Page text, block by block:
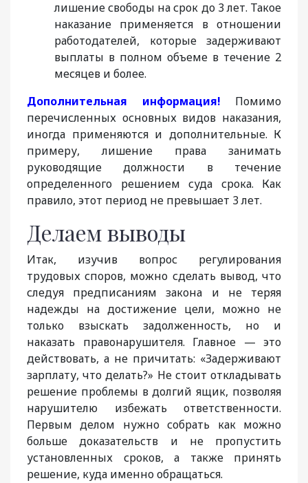
лишение свободы на срок до 3 лет. Такое
наказание применяется в отношении
работодателей, которые задерживают
выплаты в полном объеме в течение 2
месяцев и более.
Дополнительная информация! Помимо
перечисленных основных видов наказания,
иногда применяются и дополнительные. К
примеру, лишение права занимать
руководящие должности в течение
определенного решением суда срока. Как
правило, этот период не превышает 3 лет.
Делаем выводы
Итак, изучив вопрос регулирования
трудовых споров, можно сделать вывод, что
следуя предписаниям закона и не теряя
надежды на достижение цели, можно не
только взыскать задолженность, но и
наказать правонарушителя. Главное — это
действовать, а не причитать: «Задерживают
зарплату, что делать?» Не стоит откладывать
решение проблемы в долгий ящик, позволяя
нарушителю избежать ответственности.
Первым делом нужно собрать как можно
больше доказательств и не пропустить
установленных сроков, а также принять
решение, куда именно обращаться.